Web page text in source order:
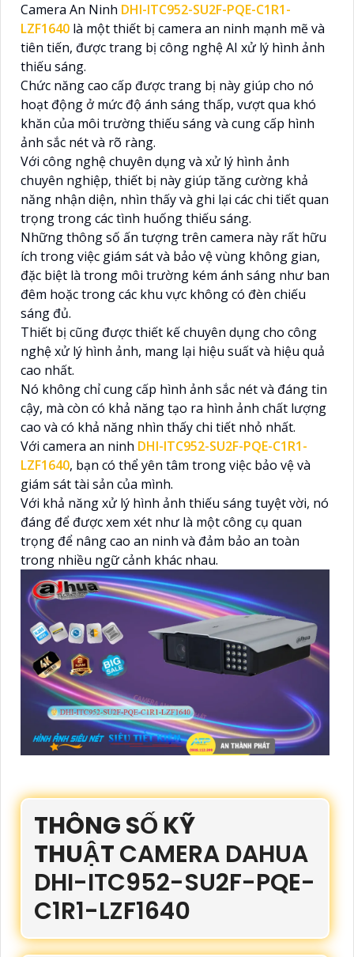
Camera An Ninh DHI-ITC952-SU2F-PQE-C1R1-
LZF1640 là một thiết bị camera an ninh mạnh mẽ và
tiên tiến, được trang bị công nghệ AI xử lý hình ảnh
thiếu sáng.
Chức năng cao cấp được trang bị này giúp cho nó
hoạt động ở mức độ ánh sáng thấp, vượt qua khó
khăn của môi trường thiếu sáng và cung cấp hình
ảnh sắc nét và rõ ràng.
Với công nghệ chuyên dụng và xử lý hình ảnh
chuyên nghiệp, thiết bị này giúp tăng cường khả
năng nhận diện, nhìn thấy và ghi lại các chi tiết quan
trọng trong các tình huống thiếu sáng.
Những thông số ấn tượng trên camera này rất hữu
ích trong việc giám sát và bảo vệ vùng không gian,
đặc biệt là trong môi trường kém ánh sáng như ban
đêm hoặc trong các khu vực không có đèn chiếu
sáng đủ.
Thiết bị cũng được thiết kế chuyên dụng cho công
nghệ xử lý hình ảnh, mang lại hiệu suất và hiệu quả
cao nhất.
Nó không chỉ cung cấp hình ảnh sắc nét và đáng tin
cậy, mà còn có khả năng tạo ra hình ảnh chất lượng
cao và có khả năng nhìn thấy chi tiết nhỏ nhất.
Với camera an ninh DHI-ITC952-SU2F-PQE-C1R1-
LZF1640, bạn có thể yên tâm trong việc bảo vệ và
giám sát tài sản của mình.
Với khả năng xử lý hình ảnh thiếu sáng tuyệt vời, nó
đáng để được xem xét như là một công cụ quan
trọng để nâng cao an ninh và đảm bảo an toàn
trong nhiều ngữ cảnh khác nhau.
THÔNG SỐ KỸ
THUẬTCAMERA DAHUA
DHI-ITC952-SU2F-PQE-
C1R1-LZF1640